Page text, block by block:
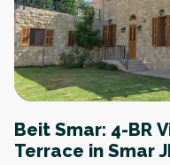
Beit Smar: 4-BR
Terrace in Smar